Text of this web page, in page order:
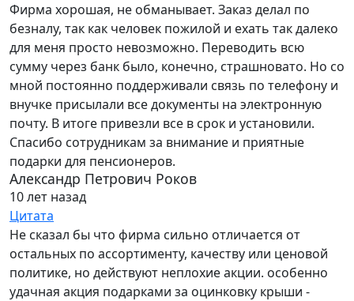
Фирма хорошая, не обманывает. Заказ делал по
безналу, так как человек пожилой и ехать так далеко
для меня просто невозможно. Переводить всю
сумму через банк было, конечно, страшновато. Но со
мной постоянно поддерживали связь по телефону и
внучке присылали все документы на электронную
почту. В итоге привезли все в срок и установили.
Спасибо сотрудникам за внимание и приятные
подарки для пенсионеров.
Александр Петрович Роков
10 лет назад
Цитата
Не сказал бы что фирма сильно отличается от
остальных по ассортименту, качеству или ценовой
политике, но действуют неплохие акции. особенно
удачная акция подарками за оцинковку крыши -